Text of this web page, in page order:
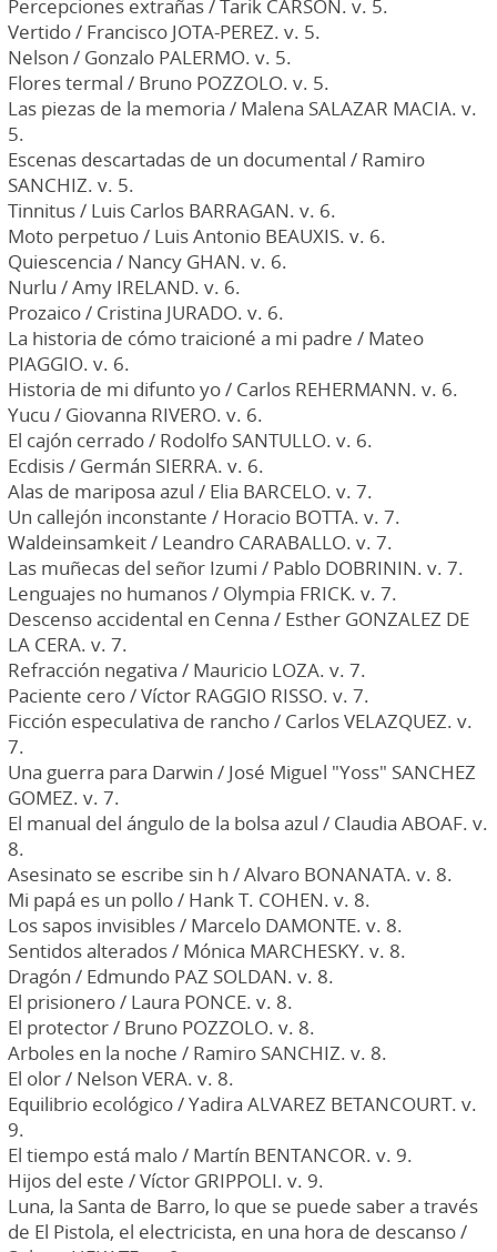
Percepciones extrañas / Tarik CARSON. v. 5.
Vertido / Francisco JOTA-PEREZ. v. 5.
Nelson / Gonzalo PALERMO. v. 5.
Flores termal / Bruno POZZOLO. v. 5.
Las piezas de la memoria / Malena SALAZAR MACIA. v.
5.
Escenas descartadas de un documental / Ramiro
SANCHIZ. v. 5.
Tinnitus / Luis Carlos BARRAGAN. v. 6.
Moto perpetuo / Luis Antonio BEAUXIS. v. 6.
Quiescencia / Nancy GHAN. v. 6.
Nurlu / Amy IRELAND. v. 6.
Prozaico / Cristina JURADO. v. 6.
La historia de cómo traicioné a mi padre / Mateo
PIAGGIO. v. 6.
Historia de mi difunto yo / Carlos REHERMANN. v. 6.
Yucu / Giovanna RIVERO. v. 6.
El cajón cerrado / Rodolfo SANTULLO. v. 6.
Ecdisis / Germán SIERRA. v. 6.
Alas de mariposa azul / Elia BARCELO. v. 7.
Un callejón inconstante / Horacio BOTTA. v. 7.
Waldeinsamkeit / Leandro CARABALLO. v. 7.
Las muñecas del señor Izumi / Pablo DOBRININ. v. 7.
Lenguajes no humanos / Olympia FRICK. v. 7.
Descenso accidental en Cenna / Esther GONZALEZ DE
LA CERA. v. 7.
Refracción negativa / Mauricio LOZA. v. 7.
Paciente cero / Víctor RAGGIO RISSO. v. 7.
Ficción especulativa de rancho / Carlos VELAZQUEZ. v.
7.
Una guerra para Darwin / José Miguel "Yoss" SANCHEZ
GOMEZ. v. 7.
El manual del ángulo de la bolsa azul / Claudia ABOAF. v.
8.
Asesinato se escribe sin h / Alvaro BONANATA. v. 8.
Mi papá es un pollo / Hank T. COHEN. v. 8.
Los sapos invisibles / Marcelo DAMONTE. v. 8.
Sentidos alterados / Mónica MARCHESKY. v. 8.
Dragón / Edmundo PAZ SOLDAN. v. 8.
El prisionero / Laura PONCE. v. 8.
El protector / Bruno POZZOLO. v. 8.
Arboles en la noche / Ramiro SANCHIZ. v. 8.
El olor / Nelson VERA. v. 8.
Equilibrio ecológico / Yadira ALVAREZ BETANCOURT. v.
9.
El tiempo está malo / Martín BENTANCOR. v. 9.
Hijos del este / Víctor GRIPPOLI. v. 9.
Luna, la Santa de Barro, lo que se puede saber a través
de El Pistola, el electricista, en una hora de descanso /